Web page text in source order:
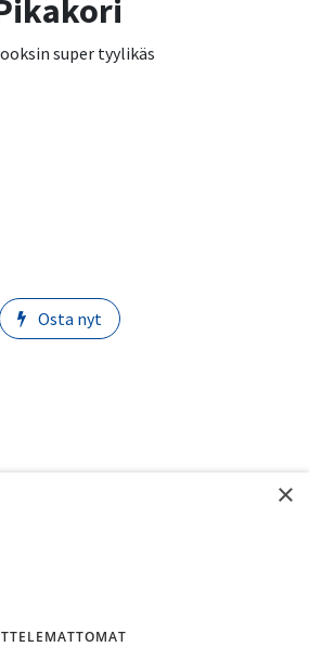
super tyylikäs
Osta nyt
×